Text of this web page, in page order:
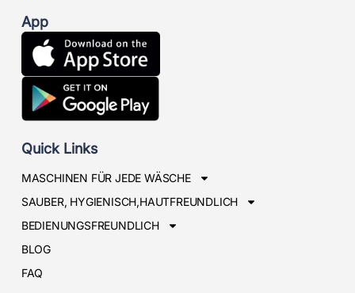
App
Quick Links
MASCHINEN FÜR JEDE WÄSCHE
SAUBER, HYGIENISCH,HAUTFREUNDLICH
BEDIENUNGSFREUNDLICH
BLOG
FAQ